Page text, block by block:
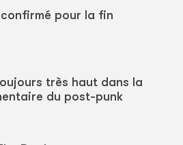
pour la fin
très haut dans la
du post-punk